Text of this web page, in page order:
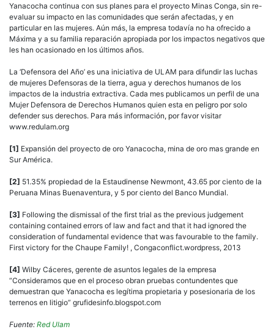
Yanacocha continua con sus planes para el proyecto Minas Conga, sin re-
evaluar su impacto en las comunidades que serán afectadas, y en
particular en las mujeres. Aún más, la empresa todavía no ha ofrecido a
Máxima y a su familia reparación apropiada por los impactos negativos que
les han ocasionado en los últimos años.
La ‘Defensora del Año’ es una iniciativa de ULAM para difundir las luchas
de mujeres Defensoras de la tierra, agua y derechos humanos de los
impactos de la industria extractiva. Cada mes publicamos un perfil de una
Mujer Defensora de Derechos Humanos quien esta en peligro por solo
defender sus derechos. Para más información, por favor visitar
www.redulam.org
[1] Expansión del proyecto de oro Yanacocha, mina de oro mas grande en
Sur América.
[2] 51.35% propiedad de la Estaudinense Newmont, 43.65 por ciento de la
Peruana Minas Buenaventura, y 5 por ciento del Banco Mundial.
[3] Following the dismissal of the first trial as the previous judgement
containing contained errors of law and fact and that it had ignored the
consideration of fundamental evidence that was favourable to the family.
First victory for the Chaupe Family! , Congaconflict.wordpress, 2013
[4] Wilby Cáceres, gerente de asuntos legales de la empresa
“Consideramos que en el proceso obran pruebas contundentes que
demuestran que Yanacocha es legítima propietaria y posesionaria de los
terrenos en litigio” grufidesinfo.blogspot.com
Fuente: Red Ulam